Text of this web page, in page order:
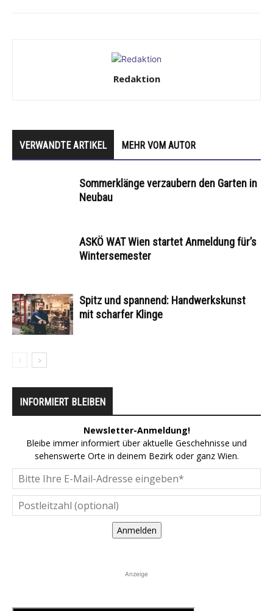
Redaktion
VERWANDTE ARTIKEL MEHR VOM AUTOR
Sommerklänge verzaubern den Garten in
Neubau
ASKÖ WAT Wien startet Anmeldung für’s
Wintersemester
Spitz und spannend: Handwerkskunst
mit scharfer Klinge
INFORMIERT BLEIBEN
Newsletter-Anmeldung!
Bleibe immer informiert über aktuelle Geschehnisse und
sehenswerte Orte in deinem Bezirk oder ganz Wien.
Anmelden
Anzeige